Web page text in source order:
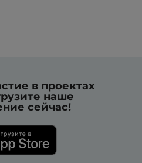
в проектах
наше
сейчас!